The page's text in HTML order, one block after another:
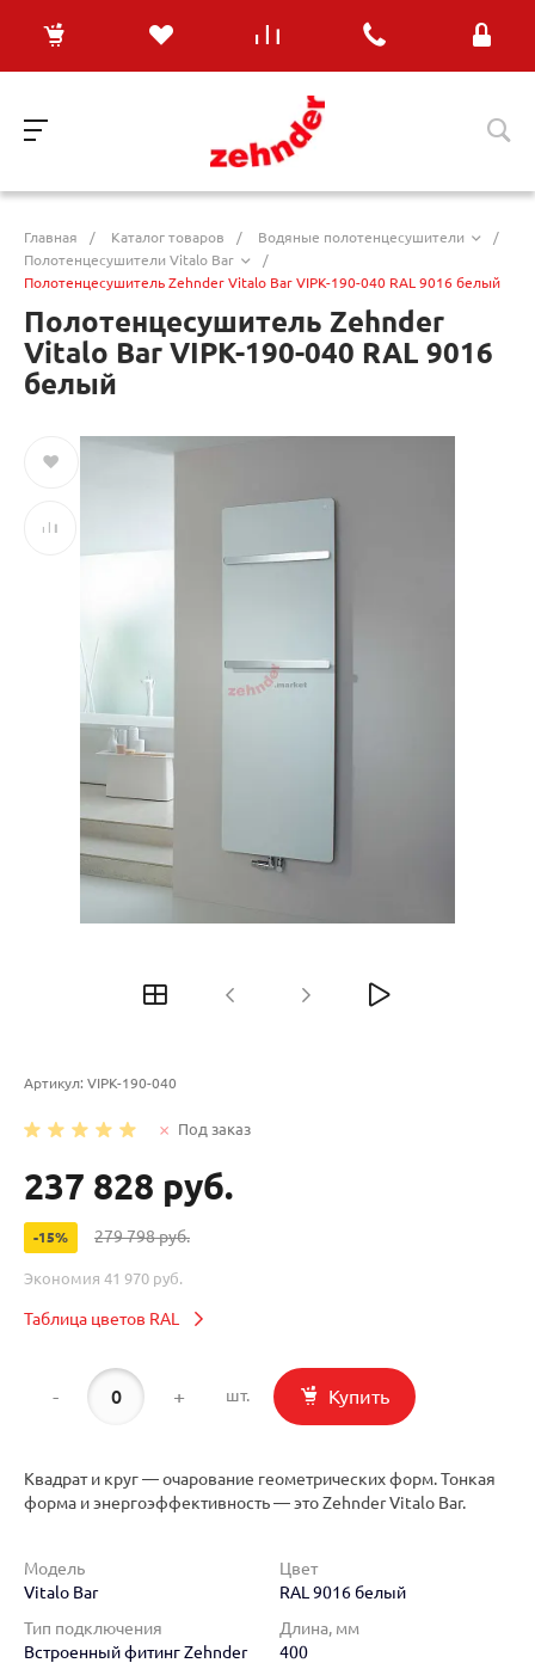
Главная / Каталог товаров / Водяные полотенцесушители
/
Полотенцесушители Vitalo Bar
/
Полотенцесушитель Zehnder Vitalo Bar VIPK-190-040 RAL 9016 белый
Полотенцесушитель Zehnder
Vitalo Bar VIPK-190-040 RAL 9016
белый
Артикул: VIPK-190-040
Под заказ
237 828 руб.
-15% 279 798 руб.
Экономия 41 970 руб.
Таблица цветов RAL
- + шт. Купить
Квадрат и круг — очарование геометрических форм. Тонкая
форма и энергоэффективность — это Zehnder Vitalo Bar.
Модель
Vitalo Bar
Цвет
RAL 9016 белый
Тип подключения
Встроенный фитинг Zehnder
Длина, мм
400